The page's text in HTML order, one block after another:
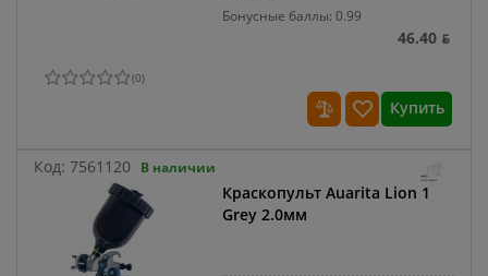
Бонусные баллы: 0.99
46.40 ƃ
(0)
Купить
Код: 7561120 В наличии
Краскопульт Auarita Lion 1
Grey 2.0мм